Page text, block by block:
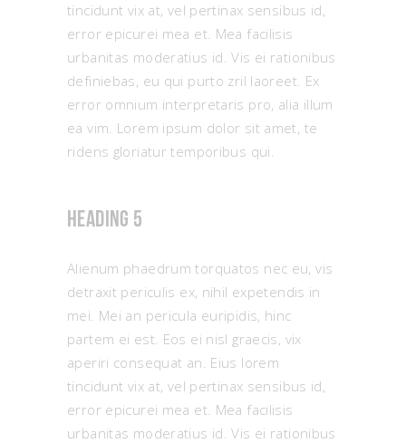
tincidunt vix at, vel pertinax sensibus id,
error epicurei mea et. Mea facilisis
urbanitas moderatius id. Vis ei rationibus
definiebas, eu qui purto zril laoreet. Ex
error omnium interpretaris pro, alia illum
ea vim. Lorem ipsum dolor sit amet, te
ridens gloriatur temporibus qui.
Heading 5
Alienum phaedrum torquatos nec eu, vis
detraxit periculis ex, nihil expetendis in
mei. Mei an pericula euripidis, hinc
partem ei est. Eos ei nisl graecis, vix
aperiri consequat an. Eius lorem
tincidunt vix at, vel pertinax sensibus id,
error epicurei mea et. Mea facilisis
urbanitas moderatius id. Vis ei rationibus